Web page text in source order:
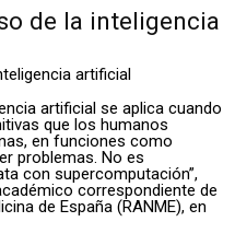
de la inteligencia
artificial se aplica cuando
que los humanos
en funciones como
problemas. No es
con supercomputación”,
correspondiente de
de España (RANME), en